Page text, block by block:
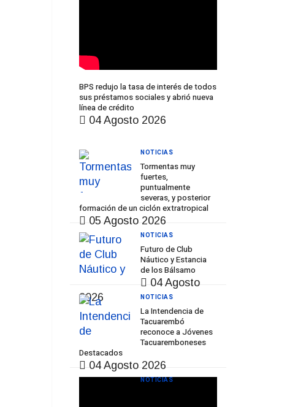
BPS redujo la tasa de interés de todos
sus préstamos sociales y abrió nueva
línea de crédito
04 Agosto 2026
Tormentas muy
fuertes,
puntualmente
severas, y posterior
formación de un ciclón extratropical
05 Agosto 2026
NOTICIAS
Futuro de Club
Náutico y Estancia
de los Bálsamo
04 Agosto
2026
NOTICIAS
La Intendencia de
Tacuarembó
reconoce a Jóvenes
Tacuaremboneses
Destacados
04 Agosto 2026
NOTICIAS
NOTICIAS